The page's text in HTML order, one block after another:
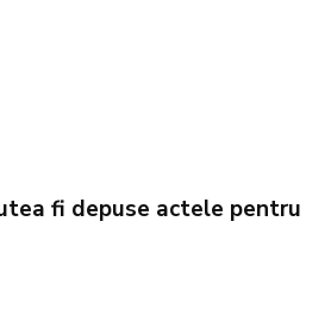
fi depuse actele pentru